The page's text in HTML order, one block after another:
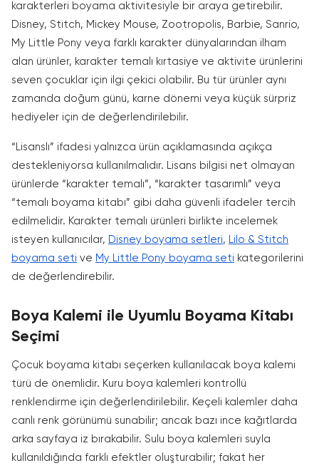
karakterleri boyama aktivitesiyle bir araya getirebilir.
Disney, Stitch, Mickey Mouse, Zootropolis, Barbie, Sanrio,
My Little Pony veya farklı karakter dünyalarından ilham
alan ürünler, karakter temalı kırtasiye ve aktivite ürünlerini
seven çocuklar için ilgi çekici olabilir. Bu tür ürünler aynı
zamanda doğum günü, karne dönemi veya küçük sürpriz
hediyeler için de değerlendirilebilir.
“Lisanslı” ifadesi yalnızca ürün açıklamasında açıkça
destekleniyorsa kullanılmalıdır. Lisans bilgisi net olmayan
ürünlerde “karakter temalı”, “karakter tasarımlı” veya
“temalı boyama kitabı” gibi daha güvenli ifadeler tercih
edilmelidir. Karakter temalı ürünleri birlikte incelemek
isteyen kullanıcılar, Disney boyama setleri, Lilo & Stitch
boyama seti ve My Little Pony boyama seti kategorilerini
de değerlendirebilir.
Boya Kalemi ile Uyumlu Boyama Kitabı
Seçimi
Çocuk boyama kitabı seçerken kullanılacak boya kalemi
türü de önemlidir. Kuru boya kalemleri kontrollü
renklendirme için değerlendirilebilir. Keçeli kalemler daha
canlı renk görünümü sunabilir; ancak bazı ince kağıtlarda
arka sayfaya iz bırakabilir. Sulu boya kalemleri suyla
kullanıldığında farklı efektler oluşturabilir; fakat her